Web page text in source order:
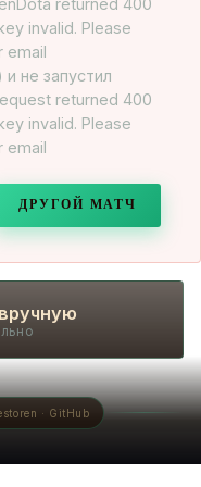
returned 400
invalid. Please
email
не запустил
returned 400
invalid. Please
email
ДРУГОЙ МАТЧ
· GitHub